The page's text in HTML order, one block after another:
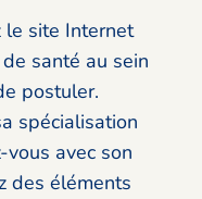
le site Internet
santé au sein
postuler.
spécialisation
avec son
des éléments